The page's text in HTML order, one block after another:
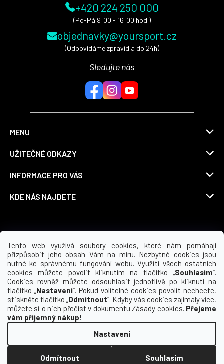
Tento web využívá soubory cookies, které nám pomáhají
přizpůsobit jeho obsah Vám na míru. Nezbytné cookies jsou
nutné ke správnému fungování webu. Využití všech ostatních
cookies můžete povolit kliknutím na tlačítko „Souhlasím“.
Cookies rovněž můžete odsouhlasit jednotlivě po kliknutí na
tlačítko „Nastavení“. Pokud volitelné cookies povolit nechcete,
stiskněte tlačítko „Odmítnout“. Kdyby vás cookies zajímaly více,
můžete si o nich přečíst v dokumentuZásady cookies. Přejeme
vám příjemný nákup!
Nastavení
Odmítnout Souhlasím
+420 224 250 000
(Po-Pá 9:00 - 16:00 hod.)
objednavky@yoursport.cz
(Odpovídáme zpravidla do 24h)
Sledujte nás
MENU
UŽITEČNÉ ODKAZY
INFORMACE PRO VÁS
KDE NÁS NAJDETE
Možnosti dopravy
Vytvořil Shoptet
Copyright 2026Macron | yoursport CZ. Všechna